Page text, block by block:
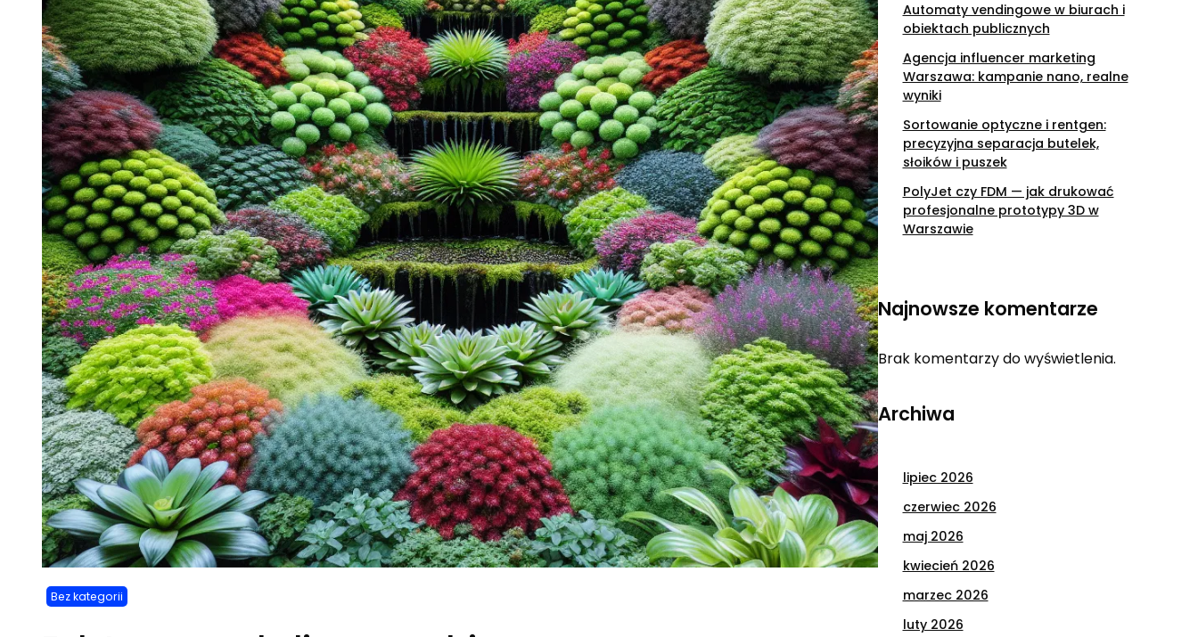
Bez kategorii
Automaty vendingowe w biurach i
obiektach publicznych
Agencja influencer marketing
Warszawa: kampanie nano, realne
wyniki
Sortowanie optyczne i rentgen:
precyzyjna separacja butelek,
słoików i puszek
PolyJet czy FDM — jak drukować
profesjonalne prototypy 3D w
Warszawie
Najnowsze komentarze
Brak komentarzy do wyświetlenia.
Archiwa
lipiec 2026
czerwiec 2026
maj 2026
kwiecień 2026
marzec 2026
luty 2026